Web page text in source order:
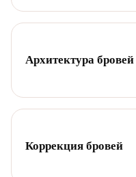
Архитектура бровей
Коррекция бровей